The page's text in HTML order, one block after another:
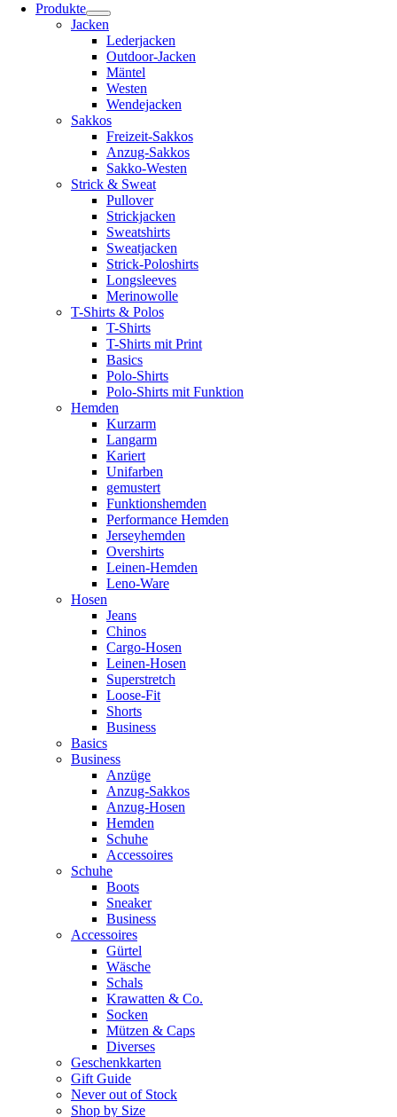
Produkte
Jacken
Lederjacken
Outdoor-Jacken
Mäntel
Westen
Wendejacken
Sakkos
Freizeit-Sakkos
Anzug-Sakkos
Sakko-Westen
Strick & Sweat
Pullover
Strickjacken
Sweatshirts
Sweatjacken
Strick-Poloshirts
Longsleeves
Merinowolle
T-Shirts & Polos
T-Shirts
T-Shirts mit Print
Basics
Polo-Shirts
Polo-Shirts mit Funktion
Hemden
Kurzarm
Langarm
Kariert
Unifarben
gemustert
Funktionshemden
Performance Hemden
Jerseyhemden
Overshirts
Leinen-Hemden
Leno-Ware
Hosen
Jeans
Chinos
Cargo-Hosen
Leinen-Hosen
Superstretch
Loose-Fit
Shorts
Business
Basics
Business
Anzüge
Anzug-Sakkos
Anzug-Hosen
Hemden
Schuhe
Accessoires
Schuhe
Boots
Sneaker
Business
Accessoires
Gürtel
Wäsche
Schals
Krawatten & Co.
Socken
Mützen & Caps
Diverses
Geschenkkarten
Gift Guide
Never out of Stock
Shop by Size